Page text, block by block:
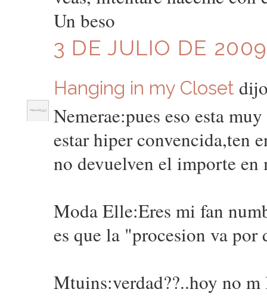
Un beso
3 DE JULIO DE
Hanging in my Closet
Nemerae:pues eso esta
estar hiper convencida,ten
no devuelven el importe
Moda Elle:Eres mi fan
es que la "procesion va
Mtuins:verdad??..hoy no